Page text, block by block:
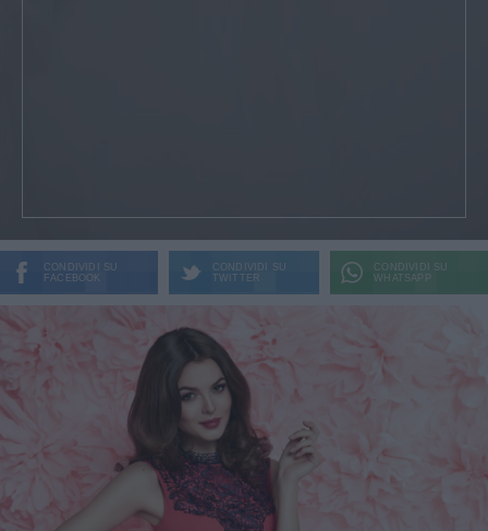
CONDIVIDI SU
FACEBOOK
CONDIVIDI SU
TWITTER
CONDIVIDI SU
WHATSAPP